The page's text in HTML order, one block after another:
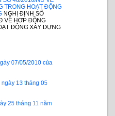
TRONG HOẠT ĐỘNG
NGHỊ ĐỊNH SỐ
VỀ HỢP ĐỒNG
ĐỘNG XÂY DỰNG
07/05/2010 của
13 tháng 05
25 tháng 11 năm